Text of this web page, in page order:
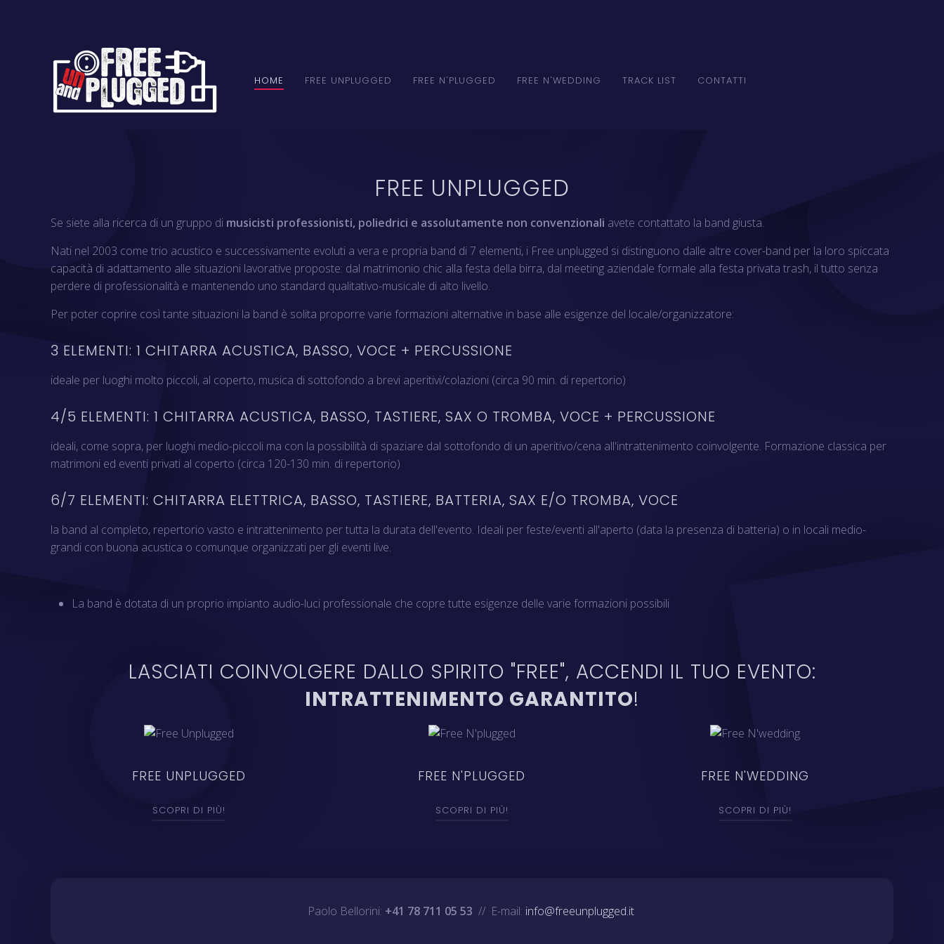
HOME FREE UNPLUGGED FREE N'PLUGGED FREE N'WEDDING TRACK LIST CONTATTI
FREE UNPLUGGED
Se siete alla ricerca di un gruppo di musicisti professionisti, poliedrici e assolutamente non convenzionali avete contattato la band giusta.
Nati nel 2003 come trio acustico e successivamente evoluti a vera e propria band di 7 elementi, i Free unplugged si distinguono dalle altre cover-band per la loro spiccata
capacità di adattamento alle situazioni lavorative proposte: dal matrimonio chic alla festa della birra, dal meeting aziendale formale alla festa privata trash, il tutto senza
perdere di professionalità e mantenendo uno standard qualitativo-musicale di alto livello.
Per poter coprire così tante situazioni la band è solita proporre varie formazioni alternative in base alle esigenze del locale/organizzatore:
3 ELEMENTI: 1 CHITARRA ACUSTICA, BASSO, VOCE + PERCUSSIONE
ideale per luoghi molto piccoli, al coperto, musica di sottofondo a brevi aperitivi/colazioni (circa 90 min. di repertorio)
4/5 ELEMENTI: 1 CHITARRA ACUSTICA, BASSO, TASTIERE, SAX O TROMBA, VOCE + PERCUSSIONE
ideali, come sopra, per luoghi medio-piccoli ma con la possibilità di spaziare dal sottofondo di un aperitivo/cena all'intrattenimento coinvolgente. Formazione classica per
matrimoni ed eventi privati al coperto (circa 120-130 min. di repertorio)
6/7 ELEMENTI: CHITARRA ELETTRICA, BASSO, TASTIERE, BATTERIA, SAX E/O TROMBA, VOCE
la band al completo, repertorio vasto e intrattenimento per tutta la durata dell'evento. Ideali per feste/eventi all'aperto (data la presenza di batteria) o in locali medio-
grandi con buona acustica o comunque organizzati per gli eventi live.
La band è dotata di un proprio impianto audio-luci professionale che copre tutte esigenze delle varie formazioni possibili
LASCIATI COINVOLGERE DALLO SPIRITO "FREE", ACCENDI IL TUO EVENTO:
INTRATTENIMENTO GARANTITO!
FREE UNPLUGGED
SCOPRI DI PIÙ!
FREE N'PLUGGED
SCOPRI DI PIÙ!
FREE N'WEDDING
SCOPRI DI PIÙ!
Paolo Bellorini: +41 78 711 05 53 // E-mail: info@freeunplugged.it